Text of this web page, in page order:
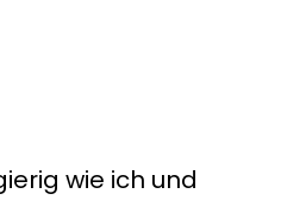
wie ich und